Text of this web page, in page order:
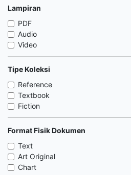
Lampiran
PDF
Audio
Video
Tipe Koleksi
Reference
Textbook
Fiction
Format Fisik Dokumen
Text
Art Original
Chart